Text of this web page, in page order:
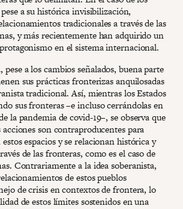
a su histórica invisibilización,
tradicionales a través de las
y más recientemente han adquirido un
en el sistema internacional.
a los cambios señalados, buena parte
sus prácticas fronterizas anquilosadas
tradicional. Así, mientras los Estados
sus fronteras –e incluso cerrándolas en
la pandemia de covid-19–, se observa que
acciones son contraproducentes para
espacios y se relacionan histórica y
de las fronteras, como es el caso de
Contrariamente a la idea soberanista,
de estos pueblos
de crisis en contextos de frontera, lo
de estos límites sostenidos en una